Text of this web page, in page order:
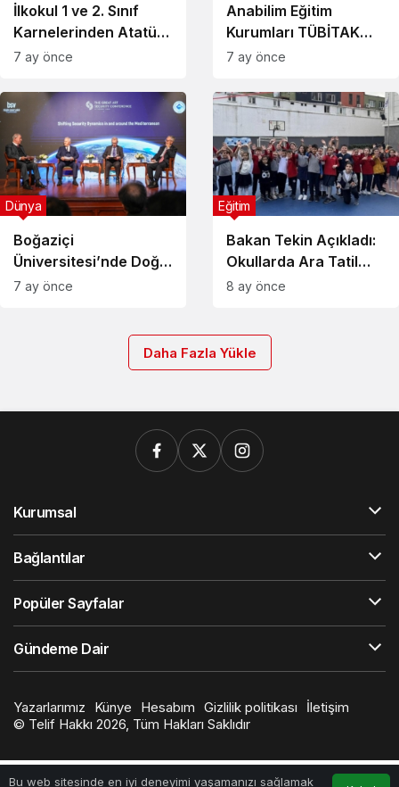
İlkokul 1 ve 2. Sınıf
Karnelerinden Atatürk
Görseli Kaldırıldı
7 ay önce
Anabilim Eğitim
Kurumları TÜBİTAK
Bilim Olimpiyatları’nda
7 ay önce
Boğaziçi
Üniversitesi’nde Doğu
Akdeniz Paneli
Dünya
7 ay önce
Bakan Tekin Açıkladı:
Okullarda Ara Tatil
Kalkabilir
Eğitim
8 ay önce
Daha Fazla Yükle
Bu web sitesinde en iyi deneyimi yaşamanızı sağlamak
Kurumsal
Bağlantılar
Popüler Sayfalar
Gündeme Dair
Yazarlarımız Künye Hesabım Gizlilik politikası
İletişim
© Telif Hakkı 2026, Tüm Hakları Saklıdır